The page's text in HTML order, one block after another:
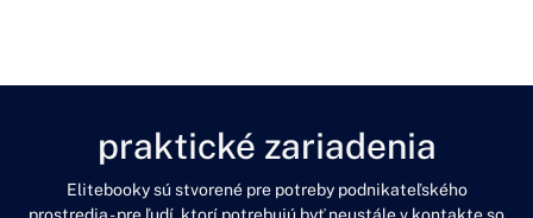
praktické zariadenia
Elitebooky sú stvorené pre potreby podnikateľského
prostredia - pre ľudí, ktorí potrebujú byť neustále v kontakte so